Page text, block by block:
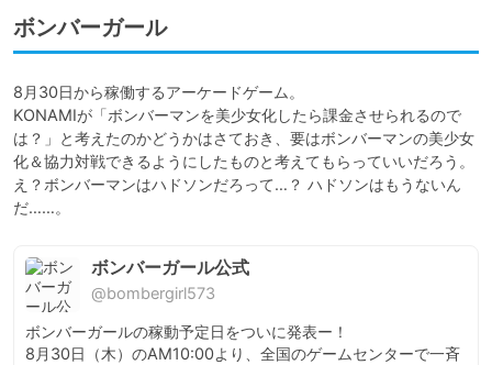
ボンバーガール
8月30日から稼働するアーケードゲーム。
KONAMIが「ボンバーマンを美少女化したら課金させられるので
は？」と考えたのかどうかはさておき、要はボンバーマンの美少女
化＆協力対戦できるようにしたものと考えてもらっていいだろう。
え？ボンバーマンはハドソンだろって…？ ハドソンはもうないん
だ……。
ボンバーガール公式
@bombergirl573
ボンバーガールの稼動予定日をついに発表ー！
8月30日（木）のAM10:00より、全国のゲームセンターで一斉